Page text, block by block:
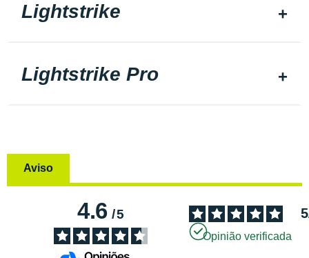
Lightstrike
Lightstrike Pro
Aviso
4.6/5 5
Opinião verificada